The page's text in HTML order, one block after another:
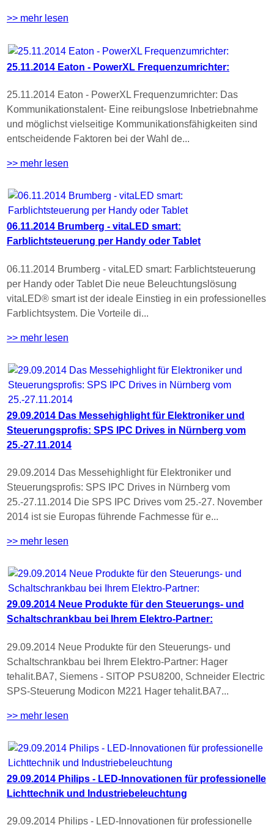
>> mehr lesen
25.11.2014 Eaton - PowerXL Frequenzumrichter:
25.11.2014 Eaton - PowerXL Frequenzumrichter: Das
Kommunikationstalent- Eine reibungslose Inbetriebnahme
und möglichst vielseitige Kommunikationsfähigkeiten sind
entscheidende Faktoren bei der Wahl de...
>> mehr lesen
06.11.2014 Brumberg - vitaLED smart:
Farblichtsteuerung per Handy oder Tablet
06.11.2014 Brumberg - vitaLED smart: Farblichtsteuerung
per Handy oder Tablet Die neue Beleuchtungslösung
vitaLED® smart ist der ideale Einstieg in ein professionelles
Farblichtsystem. Die Vorteile di...
>> mehr lesen
29.09.2014 Das Messehighlight für Elektroniker und
Steuerungsprofis: SPS IPC Drives in Nürnberg vom
25.-27.11.2014
29.09.2014 Das Messehighlight für Elektroniker und
Steuerungsprofis: SPS IPC Drives in Nürnberg vom
25.-27.11.2014 Die SPS IPC Drives vom 25.-27. November
2014 ist sie Europas führende Fachmesse für e...
>> mehr lesen
29.09.2014 Neue Produkte für den Steuerungs- und
Schaltschrankbau bei Ihrem Elektro-Partner:
29.09.2014 Neue Produkte für den Steuerungs- und
Schaltschrankbau bei Ihrem Elektro-Partner: Hager
tehalit.BA7, Siemens - SITOP PSU8200, Schneider Electric
SPS-Steuerung Modicon M221 Hager tehalit.BA7...
>> mehr lesen
29.09.2014 Philips - LED-Innovationen für professionelle
Lichttechnik und Industriebeleuchtung
29.09.2014 Philips - LED-Innovationen für professionelle